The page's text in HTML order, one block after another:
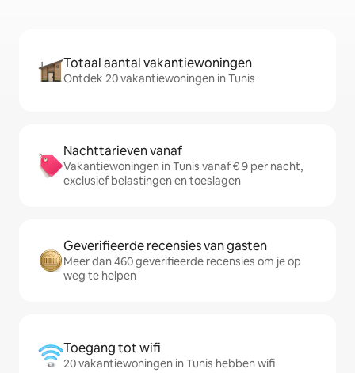
Totaal aantal vakantiewoningen
Ontdek 20 vakantiewoningen in Tunis
Nachttarieven vanaf
Vakantiewoningen in Tunis vanaf € 9 per nacht,
exclusief belastingen en toeslagen
Geverifieerde recensies van gasten
Meer dan 460 geverifieerde recensies om je op
weg te helpen
Toegang tot wifi
20 vakantiewoningen in Tunis hebben wifi